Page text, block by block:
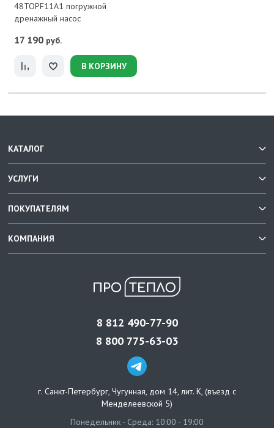
48TOPF11A1 погружной
дренажный насос
17 190 руб.
В КОРЗИНУ
КАТАЛОГ
УСЛУГИ
ПОКУПАТЕЛЯМ
КОМПАНИЯ
8 812 490-77-90
8 800 775-63-03
г. Санкт-Петербург, Чугунная, дом 14, лит. К, (въезд с
Менделеевской 5)
Понедельник - Среда: 10:00 - 19:00